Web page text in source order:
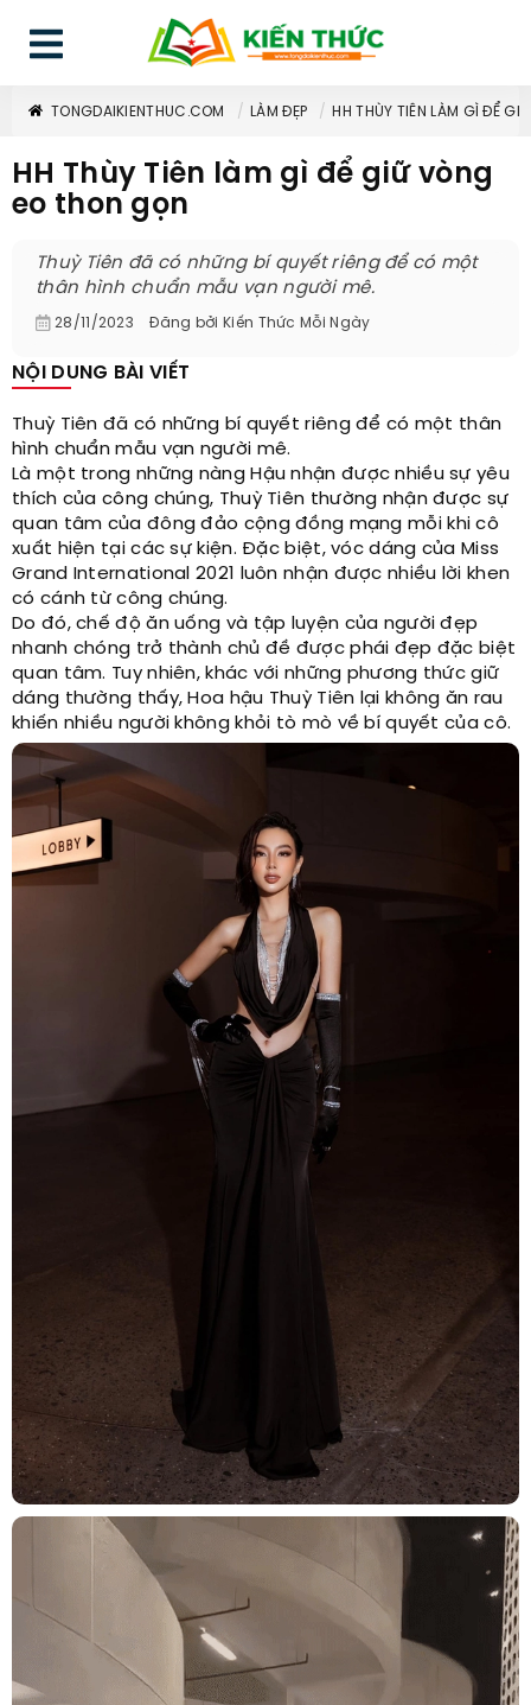
TONGDAIKIENTHUC.COM LÀM ĐẸP HH THÙY TIÊN LÀM GÌ ĐỂ
HH Thùy Tiên làm gì để giữ vòng
eo thon gọn
Thuỳ Tiên đã có những bí quyết riêng để có một
thân hình chuẩn mẫu vạn người mê.
28/11/2023 Đăng bởi Kiến Thức Mỗi Ngày
NỘI DUNG BÀI VIẾT
Thuỳ Tiên đã có những bí quyết riêng để có một thân
hình chuẩn mẫu vạn người mê.
Là một trong những nàng Hậu nhận được nhiều sự yêu
thích của công chúng, Thuỳ Tiên thường nhận được sự
quan tâm của đông đảo cộng đồng mạng mỗi khi cô
xuất hiện tại các sự kiện. Đặc biệt, vóc dáng của Miss
Grand International 2021 luôn nhận được nhiều lời khen
có cánh từ công chúng.
Do đó, chế độ ăn uống và tập luyện của người đẹp
nhanh chóng trở thành chủ đề được phái đẹp đặc biệt
quan tâm. Tuy nhiên, khác với những phương thức giữ
dáng thường thấy, Hoa hậu Thuỳ Tiên lại không ăn rau
khiến nhiều người không khỏi tò mò về bí quyết của cô.